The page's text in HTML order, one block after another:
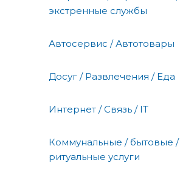
экстренные службы
Автосервис / Автотовары
Досуг / Развлечения / Еда
Интернет / Связь / IT
Коммунальные / бытовые /
ритуальные услуги